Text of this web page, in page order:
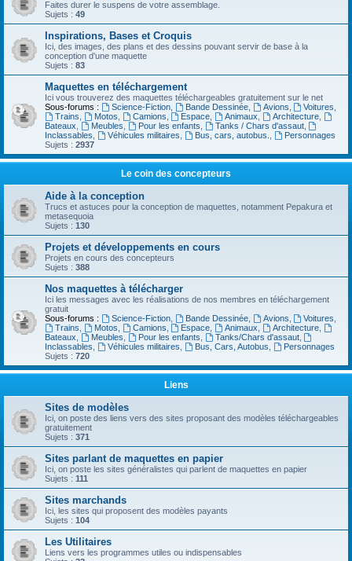
Faites durer le suspens de votre assemblage.
Sujets : 49
Inspirations, Bases et Croquis
Ici, des images, des plans et des dessins pouvant servir de base à la
conception d'une maquette
Sujets : 83
Maquettes en téléchargement
Ici vous trouverez des maquettes téléchargeables gratuitement sur le net
Sous-forums :
Science-Fiction, Bande Dessinée, Avions Voitures
Trains
Motos Camions Espace Animaux Architecture
Bateaux
Meubles Pour les enfants Tanks / Chars d'assaut,
Inclassables
Véhicules militaires Bus, cars, autobus.
Personnages
Sujets : 2937
Le coin des concepteurs
Aide à la conception
Trucs et astuces pour la conception de maquettes, notamment Pepakura et
metasequoia
Sujets : 130
Projets et développements en cours
Projets en cours des concepteurs
Sujets : 388
Nos maquettes à télécharger
Ici les messages avec les réalisations de nos membres en téléchargement
gratuit
Sous-forums :
Science-Fiction, Bande Dessinée, Avions Voitures
Trains
Motos Camions Espace Animaux Architecture
Bateaux
Meubles Pour les enfants Tanks/Chars d'assaut,
Inclassables
Véhicules militaires Bus, Cars, Autobus
Personnages
Sujets : 720
Liens
Sites de modèles
Ici, on poste des liens vers des sites proposant des modèles téléchargeables
gratuitement
Sujets : 371
Sites parlant de maquettes en papier
Ici, on poste les sites généralistes qui parlent de maquettes en papier
Sujets : 111
Sites marchands
Ici, les sites qui proposent des modèles payants
Sujets : 104
Les Utilitaires
Liens vers les programmes utiles ou indispensables